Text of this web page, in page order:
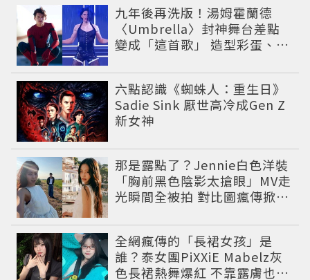
九年後再洗版！湯姆霍蘭德
〈Umbrella〉封神舞台差點
變成「這首歌」 造型彩蛋、暖
六點認識《蜘蛛人：重生日》
Sadie Sink 厭世高冷成Gen Z
新女神
那是露點了？Jennie白色洋裝
「胸前黑色陰影太搶眼」MV走
光瞬間全被拍 對比圖瘋傳掀論
全網瘋傳的「長裙女孩」是
誰？泰女團PiXXiE Mabelz灰
色長裙熱舞爆紅 不靠露膚也能